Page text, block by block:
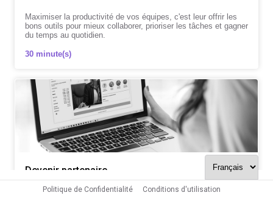
Maximiser la productivité de vos équipes, c'est leur offrir les
bons outils pour mieux collaborer, prioriser les tâches et gagner
du temps au quotidien.
30 minute(s)
Devenir partenaire
Exploration d’un partenariat d’intégration entre nos deux
Politique de Confidentialité Conditions d'utilisation